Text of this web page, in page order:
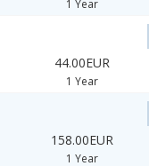
1 Year
44.00EUR
1 Year
158.00EUR
1 Year